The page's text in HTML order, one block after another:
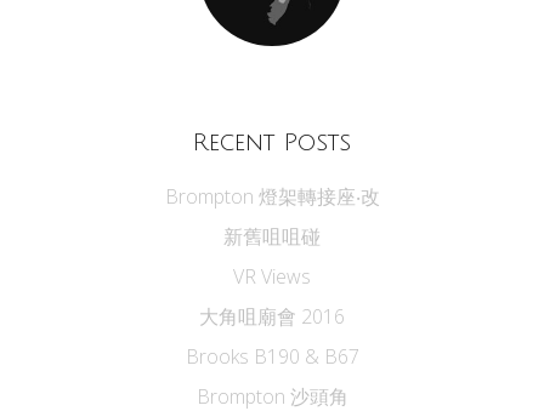
Recent Posts
Brompton 燈架轉接座‧改
新舊咀咀碰
VR Views
大角咀廟會 2016
Brooks B190 & B67
Brompton 沙頭角